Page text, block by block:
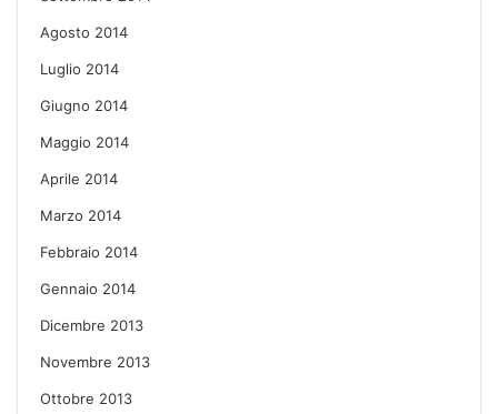
Agosto 2014
Luglio 2014
Giugno 2014
Maggio 2014
Aprile 2014
Marzo 2014
Febbraio 2014
Gennaio 2014
Dicembre 2013
Novembre 2013
Ottobre 2013